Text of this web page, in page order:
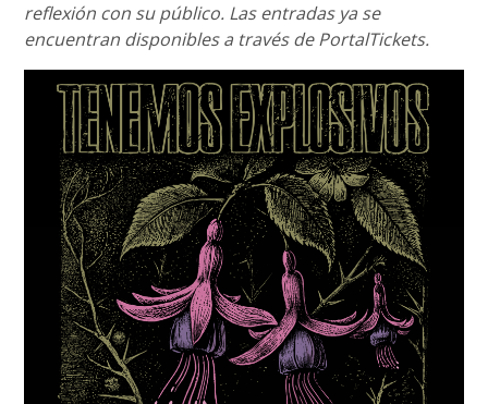
reflexión con su público. Las entradas ya se
encuentran disponibles a través de PortalTickets.